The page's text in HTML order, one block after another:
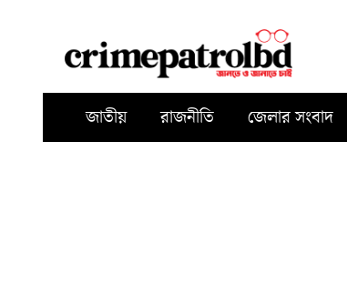
জাতীয় রাজনীতি জেলার সংবাদ